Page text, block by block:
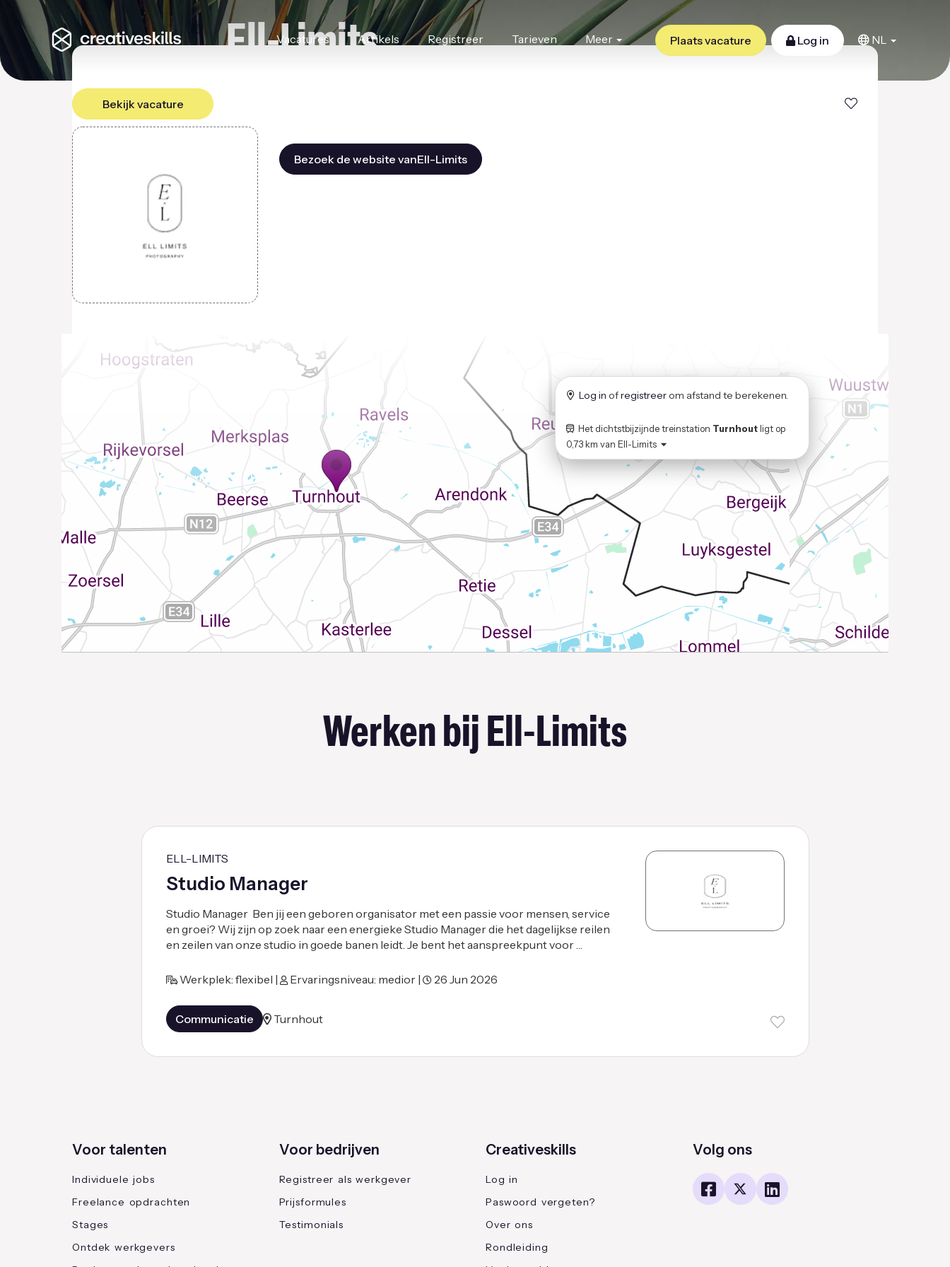
Vacatures Artikels Registreer Tarieven Meer Plaats vacature Log in NL
Ell-Limits
Bekijk vacature
Bezoek de website vanEll-Limits
Log in ofregistreerom afstand te berekenen.
Het dichtstbijzijnde treinstation Turnhoutligt op
0,73 km van Ell-Limits
Werken bij Ell-Limits
ELL-LIMITS
Studio Manager
Studio Manager Ben jij een geboren organisator met een passie voor mensen, service
en groei? Wij zijn op zoek naar een energieke Studio Manager die het dagelijkse reilen
en zeilen van onze studio in goede banen leidt. Je bent het aanspreekpunt voor …
Werkplek: flexibel | Ervaringsniveau: medior | 26 Jun 2026
Communicatie Turnhout
Voor talenten
Individuele jobs
Freelance opdrachten
Stages
Ontdek werkgevers
Voor bedrijven
Registreer als werkgever
Prijsformules
Testimonials
Creativeskills
Log in
Paswoord vergeten?
Over ons
Rondleiding
Volg ons